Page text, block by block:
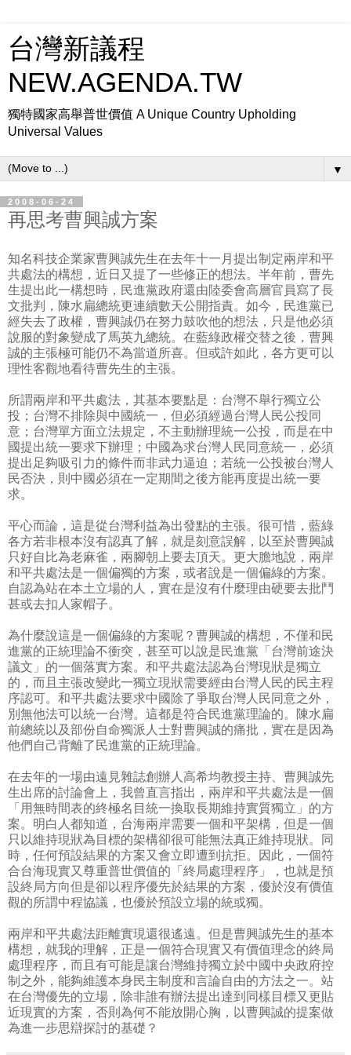
台灣新議程
NEW.AGENDA.TW
獨特國家高舉普世價值 A Unique Country Upholding
Universal Values
▼
2008-06-24
再思考曹興誠方案
知名科技企業家曹興誠先生在去年十一月提出制定兩岸和平
共處法的構想，近日又提了一些修正的想法。半年前，曹先
生提出此一構想時，民進黨政府還由陸委會高層官員寫了長
文批判，陳水扁總統更連續數天公開指責。如今，民進黨已
經失去了政權，曹興誠仍在努力鼓吹他的想法，只是他必須
說服的對象變成了馬英九總統。在藍綠政權交替之後，曹興
誠的主張極可能仍不為當道所喜。但或許如此，各方更可以
理性客觀地看待曹先生的主張。
所謂兩岸和平共處法，其基本要點是：台灣不舉行獨立公
投；台灣不排除與中國統一，但必須經過台灣人民公投同
意；台灣單方面立法規定，不主動辦理統一公投，而是在中
國提出統一要求下辦理；中國為求台灣人民同意統一，必須
提出足夠吸引力的條件而非武力逼迫；若統一公投被台灣人
民否決，則中國必須在一定期間之後方能再度提出統一要
求。
平心而論，這是從台灣利益為出發點的主張。很可惜，藍綠
各方若非根本沒有認真了解，就是刻意誤解，以至於曹興誠
只好自比為老麻雀，兩腳朝上要去頂天。更大膽地說，兩岸
和平共處法是一個偏獨的方案，或者說是一個偏綠的方案。
自認為站在本土立場的人，實在是沒有什麼理由硬要去批鬥
甚或去扣人家帽子。
為什麼說這是一個偏綠的方案呢？曹興誠的構想，不僅和民
進黨的正統理論不衝突，甚至可以說是民進黨「台灣前途決
議文」的一個落實方案。和平共處法認為台灣現狀是獨立
的，而且主張改變此一獨立現狀需要經由台灣人民的民主程
序認可。和平共處法要求中國除了爭取台灣人民同意之外，
別無他法可以統一台灣。這都是符合民進黨理論的。陳水扁
前總統以及部份自命獨派人士對曹興誠的痛批，實在是因為
他們自己背離了民進黨的正統理論。
在去年的一場由遠見雜誌創辦人高希均教授主持、曹興誠先
生出席的討論會上，我曾直言指出，兩岸和平共處法是一個
「用無時間表的終極名目統一換取長期維持實質獨立」的方
案。明白人都知道，台海兩岸需要一個和平架構，但是一個
只以維持現狀為目標的架構卻很可能無法真正維持現狀。同
時，任何預設結果的方案又會立即遭到抗拒。因此，一個符
合台海現實又尊重普世價值的「終局處理程序」，也就是預
設終局方向但是卻以程序優先於結果的方案，優於沒有價值
觀的所謂中程協議，也優於預設立場的統或獨。
兩岸和平共處法距離實現還很遙遠。但是曹興誠先生的基本
構想，就我的理解，正是一個符合現實又有價值理念的終局
處理程序，而且有可能是讓台灣維持獨立於中國中央政府控
制之外，能夠維護本身民主制度和言論自由的方法之一。站
在台灣優先的立場，除非誰有辦法提出達到同樣目標又更貼
近現實的方案，否則為何不能放開心胸，以曹興誠的提案做
為進一步思辯探討的基礎？